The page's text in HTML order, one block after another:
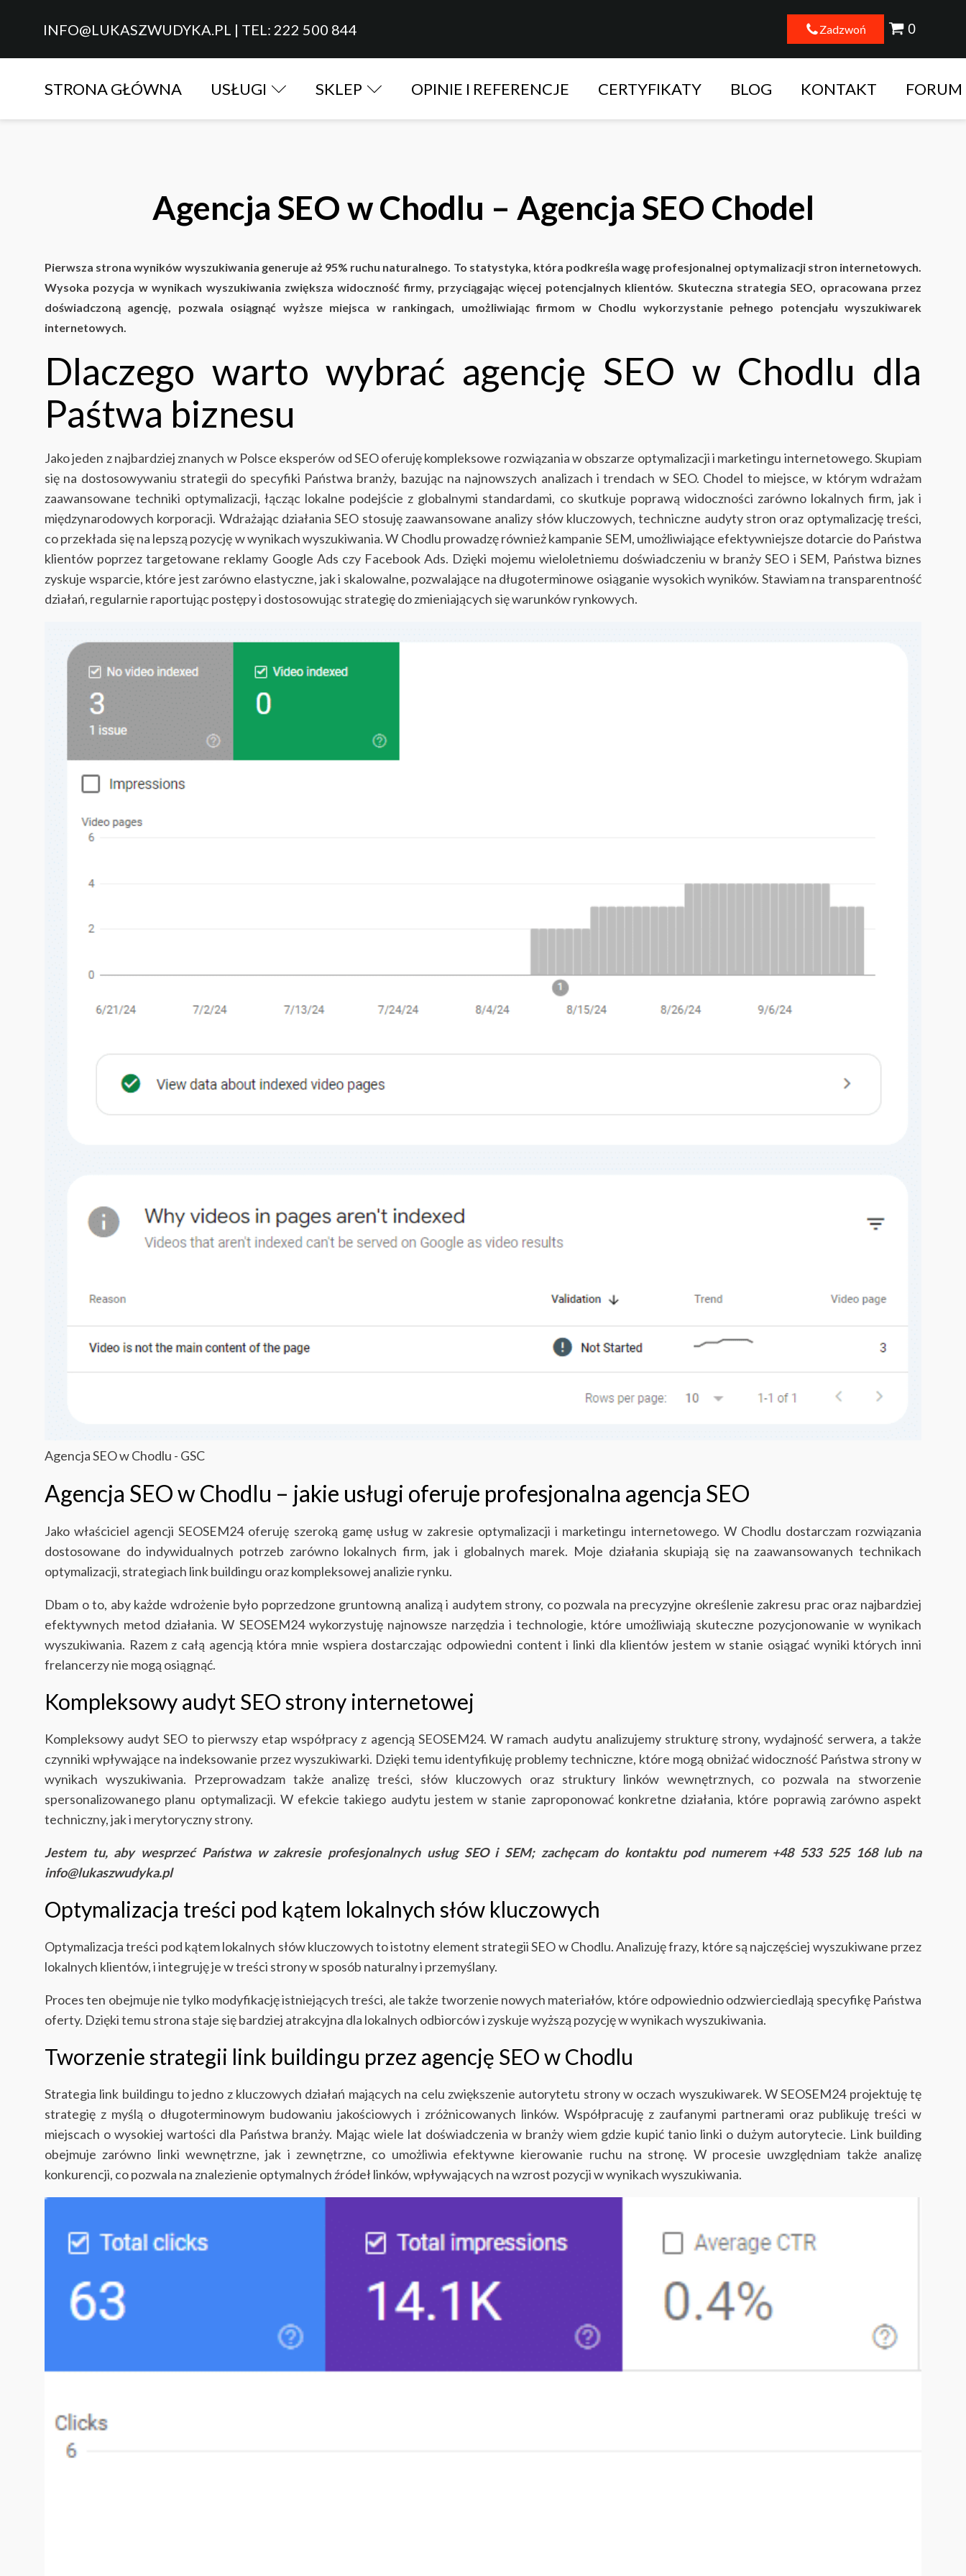
INFO@LUKASZWUDYKA.PL | TEL: 222 500 844 Zadzwoń
STRONA GŁÓWNA USŁUGI SKLEP OPINIE I REFERENCJE CERTYFIKATY BLOG KONTAKT FORUM
Agencja SEO w Chodlu – Agencja SEO Chodel
Pierwsza strona wyników wyszukiwania generuje aż 95% ruchu naturalnego. To statystyka, która podkreśla wagę profesjonalnej optymalizacji stron internetowych.
Wysoka pozycja w wynikach wyszukiwania zwiększa widoczność firmy, przyciągając więcej potencjalnych klientów. Skuteczna strategia SEO, opracowana przez
doświadczoną agencję, pozwala osiągnąć wyższe miejsca w rankingach, umożliwiając firmom w Chodlu wykorzystanie pełnego potencjału wyszukiwarek
internetowych.
Dlaczego warto wybrać agencję SEO w Chodlu dla
Paśtwa biznesu
Jako jeden z najbardziej znanych w Polsce eksperów od SEO oferuję kompleksowe rozwiązania w obszarze optymalizacji i marketingu internetowego. Skupiam
się na dostosowywaniu strategii do specyfiki Państwa branży, bazując na najnowszych analizach i trendach w SEO. Chodel to miejsce, w którym wdrażam
zaawansowane techniki optymalizacji, łącząc lokalne podejście z globalnymi standardami, co skutkuje poprawą widoczności zarówno lokalnych firm, jak i
międzynarodowych korporacji. Wdrażając działania SEO stosuję zaawansowane analizy słów kluczowych, techniczne audyty stron oraz optymalizację treści,
co przekłada się na lepszą pozycję w wynikach wyszukiwania. W Chodlu prowadzę również kampanie SEM, umożliwiające efektywniejsze dotarcie do Państwa
klientów poprzez targetowane reklamy Google Ads czy Facebook Ads. Dzięki mojemu wieloletniemu doświadczeniu w branży SEO i SEM, Państwa biznes
zyskuje wsparcie, które jest zarówno elastyczne, jak i skalowalne, pozwalające na długoterminowe osiąganie wysokich wyników. Stawiam na transparentność
działań, regularnie raportując postępy i dostosowując strategię do zmieniających się warunków rynkowych.
Agencja SEO w Chodlu - GSC
Agencja SEO w Chodlu – jakie usługi oferuje profesjonalna agencja SEO
Jako właściciel agencji SEOSEM24 oferuję szeroką gamę usług w zakresie optymalizacji i marketingu internetowego. W Chodlu dostarczam rozwiązania
dostosowane do indywidualnych potrzeb zarówno lokalnych firm, jak i globalnych marek. Moje działania skupiają się na zaawansowanych technikach
optymalizacji, strategiach link buildingu oraz kompleksowej analizie rynku.
Dbam o to, aby każde wdrożenie było poprzedzone gruntowną analizą i audytem strony, co pozwala na precyzyjne określenie zakresu prac oraz najbardziej
efektywnych metod działania. W SEOSEM24 wykorzystuję najnowsze narzędzia i technologie, które umożliwiają skuteczne pozycjonowanie w wynikach
wyszukiwania. Razem z całą agencją która mnie wspiera dostarczając odpowiedni content i linki dla klientów jestem w stanie osiągać wyniki których inni
frelancerzy nie mogą osiągnąć.
Kompleksowy audyt SEO strony internetowej
Kompleksowy audyt SEO to pierwszy etap współpracy z agencją SEOSEM24. W ramach audytu analizujemy strukturę strony, wydajność serwera, a także
czynniki wpływające na indeksowanie przez wyszukiwarki. Dzięki temu identyfikuję problemy techniczne, które mogą obniżać widoczność Państwa strony w
wynikach wyszukiwania.
Przeprowadzam także analizę treści, słów kluczowych oraz struktury linków wewnętrznych, co pozwala na stworzenie
spersonalizowanego planu optymalizacji. W efekcie takiego audytu jestem w stanie zaproponować konkretne działania, które poprawią zarówno aspekt
techniczny, jak i merytoryczny strony.
Jestem tu, aby wesprzeć Państwa w zakresie profesjonalnych usług SEO i SEM; zachęcam do kontaktu pod numerem +48 533 525 168 lub na
info@lukaszwudyka.pl
Optymalizacja treści pod kątem lokalnych słów kluczowych
Optymalizacja treści pod kątem lokalnych słów kluczowych to istotny element strategii SEO w Chodlu. Analizuję frazy, które są najczęściej wyszukiwane przez
lokalnych klientów, i integruję je w treści strony w sposób naturalny i przemyślany.
Proces ten obejmuje nie tylko modyfikację istniejących treści, ale także tworzenie nowych materiałów, które odpowiednio odzwierciedlają specyfikę Państwa
oferty. Dzięki temu strona staje się bardziej atrakcyjna dla lokalnych odbiorców i zyskuje wyższą pozycję w wynikach wyszukiwania.
Tworzenie strategii link buildingu przez agencję SEO w Chodlu
Strategia link buildingu to jedno z kluczowych działań mających na celu zwiększenie autorytetu strony w oczach wyszukiwarek. W SEOSEM24 projektuję tę
strategię z myślą o długoterminowym budowaniu jakościowych i zróżnicowanych linków. Współpracuję z zaufanymi partnerami oraz publikuję treści w
miejscach o wysokiej wartości dla Państwa branży. Mając wiele lat doświadczenia w branży wiem gdzie kupić tanio linki o dużym autorytecie. Link building
obejmuje zarówno linki wewnętrzne, jak i zewnętrzne, co umożliwia efektywne kierowanie ruchu na stronę. W procesie uwzględniam także analizę
konkurencji, co pozwala na znalezienie optymalnych źródeł linków, wpływających na wzrost pozycji w wynikach wyszukiwania.